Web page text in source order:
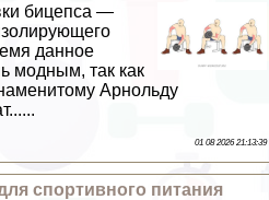
бицепса —
данное
модным, так как
Арнольду
01 08 2026 21:13:39
спортивного питания